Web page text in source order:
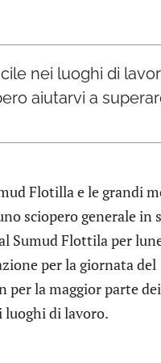
nei luoghi di
aiutarvi a
Flotilla e le grandi
sciopero generale in
Sumud Flottila per
per la giornata
la maggior parte
luoghi di lavoro.